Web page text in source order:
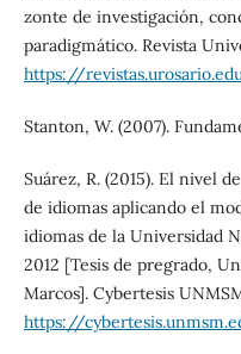
zonte de investigación,
paradigmático. Revista
https://
Stanton, W. (2007).
Suárez, R. (2015). El nivel
de idiomas aplicando el
idiomas de la Universidad
2012 [Tesis de pregrado,
Marcos]. Cybertesis
https://